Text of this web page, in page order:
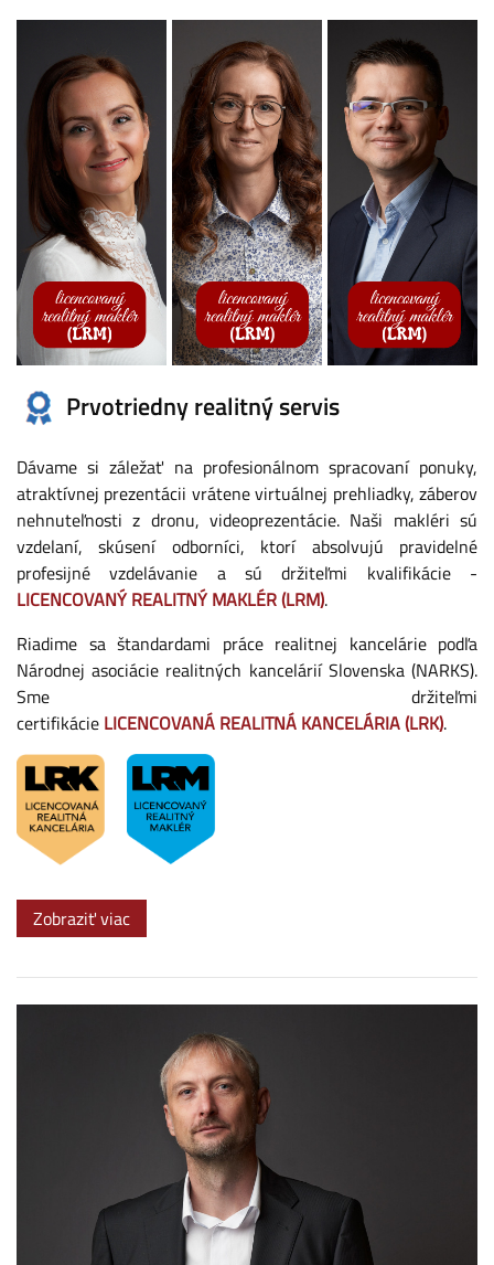
Prvotriedny realitný servis
Dávame si záležať na profesionálnom spracovaní ponuky,
atraktívnej prezentácii vrátene virtuálnej prehliadky, záberov
nehnuteľnosti z dronu, videoprezentácie. Naši makléri sú
vzdelaní, skúsení odborníci, ktorí absolvujú pravidelné
profesijné vzdelávanie a sú držiteľmi kvalifikácie -
LICENCOVANÝ REALITNÝ MAKLÉR (LRM).
Riadime sa štandardami práce realitnej kancelárie podľa
Národnej asociácie realitných kancelárií Slovenska (NARKS).
Sme držiteľmi
certifikácie LICENCOVANÁ REALITNÁ KANCELÁRIA (LRK).
Zobraziť viac